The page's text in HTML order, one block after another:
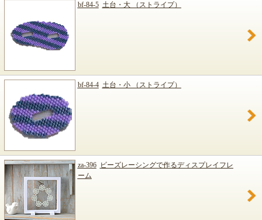
bf-84-5 土台・大 （ストライプ）
bf-84-4 土台・小 （ストライプ）
za-396
ビーズレーシングで作るディスプレイフレ
ーム